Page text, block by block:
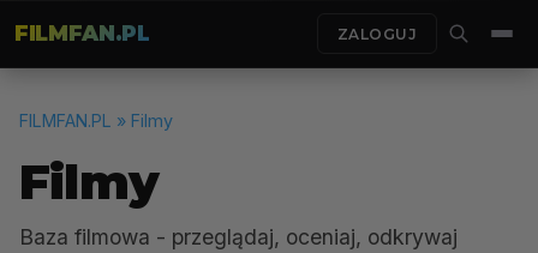
FILMFAN.PL ZALOGUJ
FILMFAN.PL » Filmy
Filmy
Baza filmowa - przeglądaj, oceniaj, odkrywaj